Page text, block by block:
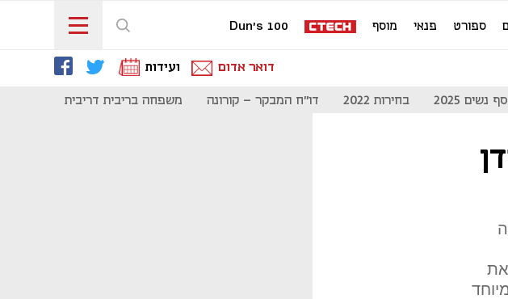
ספורט פנאי מוסף Dun's 100
דואר אדום ועידות
נשים 2025 בחירות 2022 דו"ח המבקר - קורונה משפחה בריבית דריבית
לה את